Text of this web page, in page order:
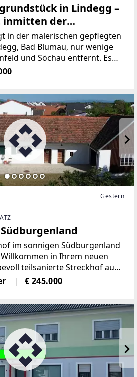
in Lindegg –
inmitten der
in der malerischen gepflegten
Bad Blumau, nur wenige
und Söchau entfernt. Es
Lage in der Golf- und
Blumau, berühmt für ihre Ruhe,
Gestern
Südburgenland
im sonnigen Südburgenland
in Ihrem neuen
teilsanierte Streckhof aus
den Charme
mit modernen
€ 245.000